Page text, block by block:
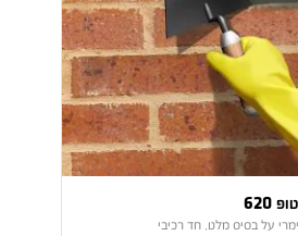
620
על בסיס מלט, חד רכיבי